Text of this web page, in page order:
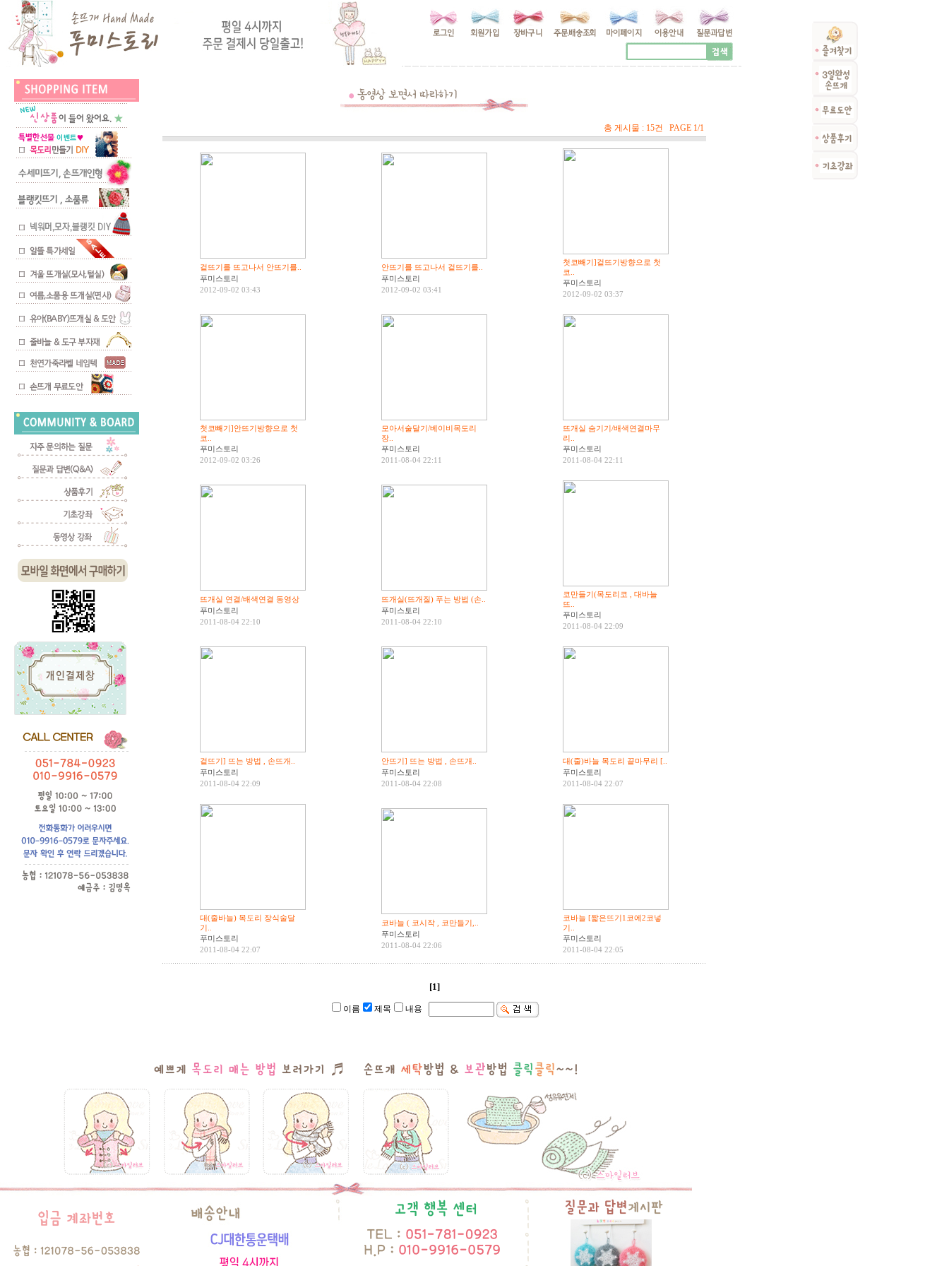
총 게시물 : 15건 PAGE 1/1
겉뜨기를 뜨고나서 안뜨기를..
푸미스토리
2012-09-02 03:43
안뜨기를 뜨고나서 겉뜨기를..
푸미스토리
2012-09-02 03:41
첫코빼기]겉뜨기방향으로 첫
코..
푸미스토리
2012-09-02 03:37
첫코빼기]안뜨기방향으로 첫
코..
푸미스토리
2012-09-02 03:26
모아서술달기/베이비목도리
장..
푸미스토리
2011-08-04 22:11
뜨개실 숨기기/배색연결마무
리..
푸미스토리
2011-08-04 22:11
뜨개실 연결/배색연결 동영상
푸미스토리
2011-08-04 22:10
뜨개실(뜨개질) 푸는 방법 (손..
푸미스토리
2011-08-04 22:10
코만들기(목도리코 , 대바늘
뜨..
푸미스토리
2011-08-04 22:09
겉뜨기] 뜨는 방법 , 손뜨개..
푸미스토리
2011-08-04 22:09
안뜨기] 뜨는 방법 , 손뜨개..
푸미스토리
2011-08-04 22:08
대(줄)바늘 목도리 끝마무리 [..
푸미스토리
2011-08-04 22:07
대(줄바늘) 목도리 장식술달
기..
푸미스토리
2011-08-04 22:07
코바늘 ( 코시작 , 코만들기,..
푸미스토리
2011-08-04 22:06
코바늘 [짧은뜨기1코에2코넣
기..
푸미스토리
2011-08-04 22:05
[1]
이름 제목 내용